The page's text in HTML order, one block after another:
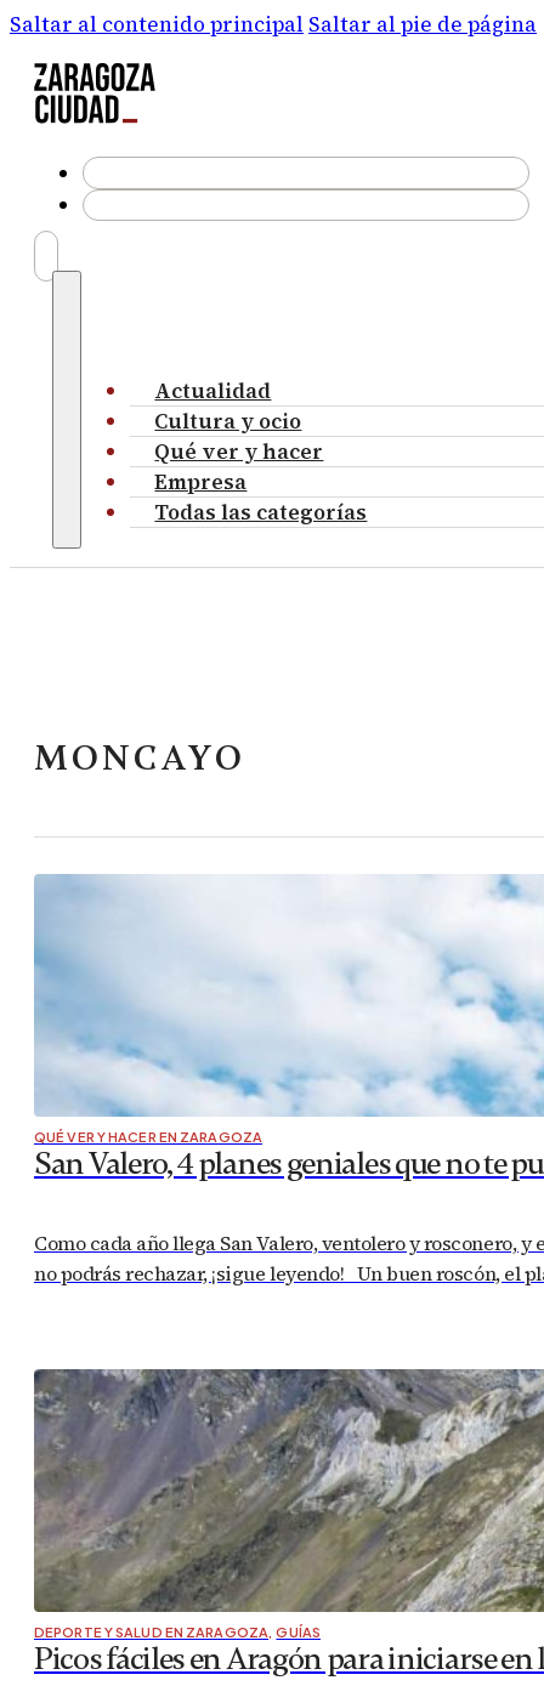
Saltar al contenido principal Saltar al pie de página
Actualidad
Cultura y ocio
Qué ver y hacer
Empresa
Todas las categorías
MONCAYO
QUÉ VER Y HACER EN ZARAGOZA
San Valero, 4 planes geniales que no te
Como cada año llega San Valero, ventolero y rosconero,
no podrás rechazar, ¡sigue leyendo! Un buen roscón, el
DEPORTE Y SALUD EN ZARAGOZA, GUÍAS
Picos fáciles en Aragón para iniciarse